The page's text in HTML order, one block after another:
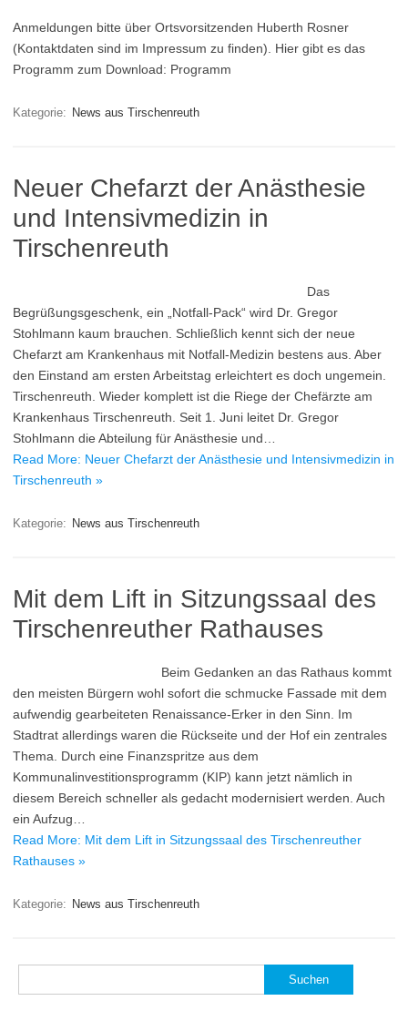
Anmeldungen bitte über Ortsvorsitzenden Huberth Rosner
(Kontaktdaten sind im Impressum zu finden). Hier gibt es das
Programm zum Download: Programm
Kategorie: News aus Tirschenreuth
Neuer Chefarzt der Anästhesie
und Intensivmedizin in
Tirschenreuth
Das
Begrüßungsgeschenk, ein „Notfall-Pack“ wird Dr. Gregor
Stohlmann kaum brauchen. Schließlich kennt sich der neue
Chefarzt am Krankenhaus mit Notfall-Medizin bestens aus. Aber
den Einstand am ersten Arbeitstag erleichtert es doch ungemein.
Tirschenreuth. Wieder komplett ist die Riege der Chefärzte am
Krankenhaus Tirschenreuth. Seit 1. Juni leitet Dr. Gregor
Stohlmann die Abteilung für Anästhesie und…
Read More: Neuer Chefarzt der Anästhesie und Intensivmedizin in
Tirschenreuth »
Kategorie: News aus Tirschenreuth
Mit dem Lift in Sitzungssaal des
Tirschenreuther Rathauses
Beim Gedanken an das Rathaus kommt
den meisten Bürgern wohl sofort die schmucke Fassade mit dem
aufwendig gearbeiteten Renaissance-Erker in den Sinn. Im
Stadtrat allerdings waren die Rückseite und der Hof ein zentrales
Thema. Durch eine Finanzspritze aus dem
Kommunalinvestitionsprogramm (KIP) kann jetzt nämlich in
diesem Bereich schneller als gedacht modernisiert werden. Auch
ein Aufzug…
Read More: Mit dem Lift in Sitzungssaal des Tirschenreuther
Rathauses »
Kategorie: News aus Tirschenreuth
nach: